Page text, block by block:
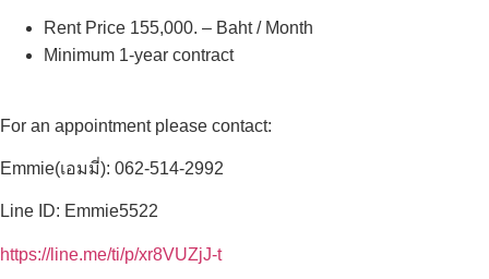
Rent Price 155,000. – Baht / Month
Minimum 1-year contract
For an appointment please contact:
Emmie(เอมมี่): 062-514-2992
Line ID: Emmie5522
https://line.me/ti/p/xr8VUZjJ-t